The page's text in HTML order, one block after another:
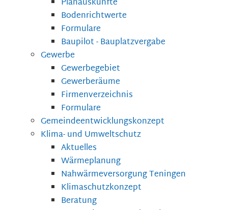
Bodenrichtwerte
Formulare
Baupilot - Bauplatzvergabe
Gewerbe
Gewerbegebiet
Gewerberäume
Firmenverzeichnis
Formulare
Gemeindeentwicklungskonzept
Klima- und Umweltschutz
Aktuelles
Wärmeplanung
Nahwärmeversorgung Teningen
Klimaschutzkonzept
Beratung